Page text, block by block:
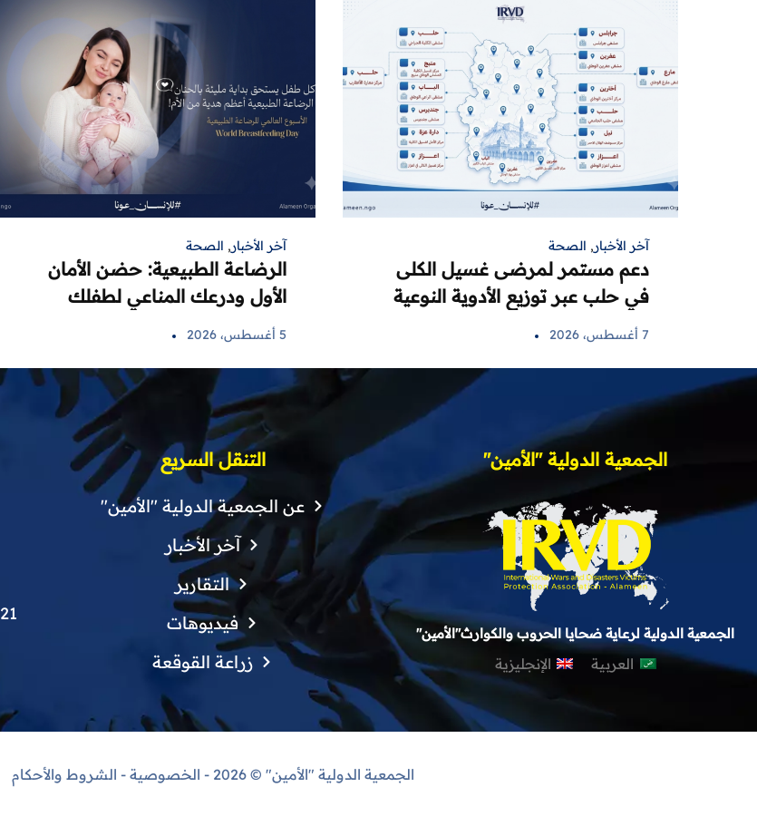
آخر الأخبار, الصحة
دعم مستمر لمرضى غسيل الكلى
في حلب عبر توزيع الأدوية النوعية
7 أغسطس، 2026
آخر الأخبار, الصحة
الرضاعة الطبيعية: حضن الأمان
الأول ودرعك المناعي لطفلك
5 أغسطس، 2026
الجمعية الدولية "الأمين"
الجمعية الدولية لرعاية ضحايا الحروب والكوارث"الأمين"
العربية الإنجليزية
التنقل السريع
عن الجمعية الدولية "الأمين"
آخر الأخبار
التقارير
فيديوهات
زراعة القوقعة
21 Finchley Grove, Manchester, M40 9PU
الجمعية الدولية "الأمين" © 2026 - الخصوصية - الشروط والأحكام